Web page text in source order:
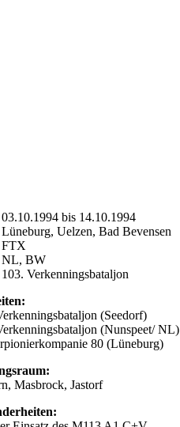
03.10.1994 bis 14.10.1994
Lüneburg, Uelzen, Bad Bevensen
FTX
NL, BW
103. Verkenningsbataljon
(Seedorf)
(Nunspeet/ NL)
80 (Lüneburg)
Masbrock, Jastorf